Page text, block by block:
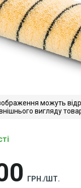
можуть
вигляду
ГРН./ШТ.